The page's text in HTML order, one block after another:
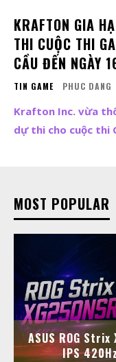
KRAFTON GIA
THI CUỘC THI
CẦU ĐẾN NGÀY
TIN GAME PHUC DANG
Krafton Inc. vừa
dự thi cho cuộc thi
MOST POPULAR
ASUS ROG Strix
IPS